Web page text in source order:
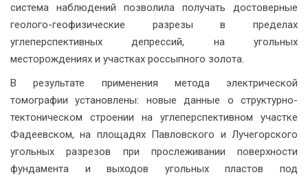
система наблюдений позволила получать достоверные
геолого-геофизические разрезы в пределах
углеперспективных депрессий, на угольных
месторождениях и участках россыпного золота.
В результате применения метода электрической
томографии установлены: новые данные о структурно-
тектоническом строении на углеперспективном участке
Фадеевском, на площадях Павловского и Лучегорского
угольных разрезов при прослеживании поверхности
фундамента и выходов угольных пластов под